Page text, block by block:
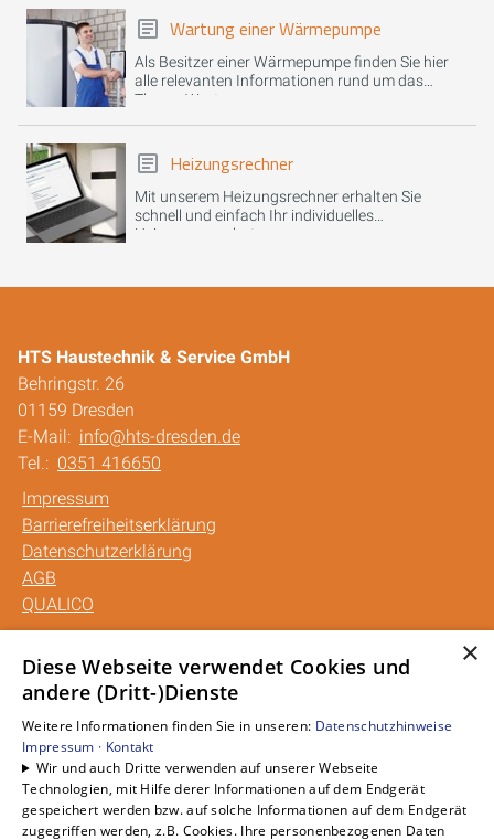
Wartung einer Wärmepumpe
Als Besitzer einer Wärmepumpe finden Sie hier
alle relevanten Informationen rund um das
Thema Wartung.
Heizungsrechner
Mit unserem Heizungsrechner erhalten Sie
schnell und einfach Ihr individuelles
Heizungsangebot.
HTS Haustechnik & Service GmbH
Behringstr. 26
01159 Dresden
E-Mail: info@hts-dresden.de
Tel.: 0351 416650
Impressum
Barrierefreiheitserklärung
Datenschutzerklärung
AGB
QUALICO
Unsere Bereiche
Privatkunden
Gewerbekunden
Karriere
Unternehmen
Kontakt
×
Diese Webseite verwendet Cookies und
andere (Dritt-)Dienste
Weitere Informationen finden Sie in unseren: Datenschutzhinweise
Impressum · Kontakt
Wir und auch Dritte verwenden auf unserer Webseite
Technologien, mit Hilfe derer Informationen auf dem Endgerät
gespeichert werden bzw. auf solche Informationen auf dem Endgerät
zugegriffen werden, z.B. Cookies. Ihre personenbezogenen Daten